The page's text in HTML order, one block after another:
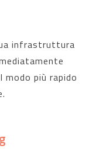
infrastruttura
modo più rapido